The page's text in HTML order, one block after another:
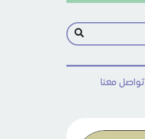
تواصل معنا